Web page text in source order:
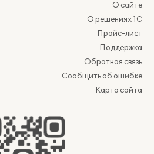
О сайте
О решениях 1С
Прайс-лист
Поддержка
Обратная связь
Сообщить об ошибке
Карта сайта